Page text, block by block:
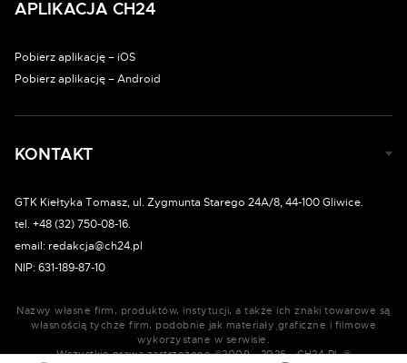
APLIKACJA CH24
Pobierz aplikację – iOS
Pobierz aplikację – Android
KONTAKT
GTK Kiełtyka Tomasz, ul. Zygmunta Starego 24A/8, 44-100 Gliwice.
tel. +48 (32) 750-08-16.
email: redakcja@ch24.pl
NIP: 631-189-87-10
Nazwy własne firm, produktów, instytucji, a także ich znaki towarowe są
własnością tychże firm, podobnie jak materiały graficzne i filmowe
wykorzystane w serwisie.
Wszystkie prawa zastrzeżone ©2009 - 2026 - CH24.PL ®